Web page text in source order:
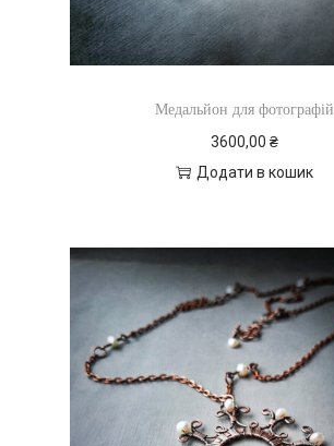
Медальйон для фотографій
3600,00 ₴
Додати в кошик